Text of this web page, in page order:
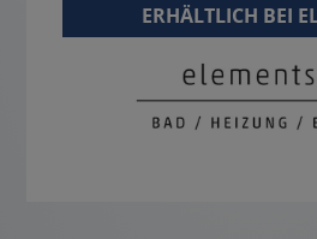
ERHÄLTLICH BEI